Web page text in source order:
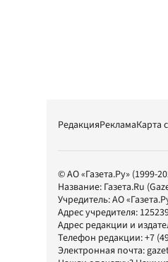
РедакцияРекламаКарта
© АО «Газета.Ру» (1999-
Название: Газета.Ru
Учредитель:АО
Адрес учредителя:
Адрес редакции и
Телефон редакции:+7
Электронная почта: